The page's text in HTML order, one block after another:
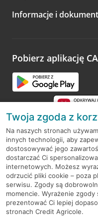
Zachęcamy do
opinie.
Informacje i
Pobierz aplikację
RODO
Regulamin serwisu
Mapa serwisu
PolitykaCookies
Twoja zgoda z
Na naszych stronach
innych technologii, aby
dostosowywać jego
dostarczać Ci
internetowych. Możesz
odrzucić pliki cookie – poza
serwisu. Zgody są
momencie. Wyrażenie
prezentować Ci lepiej
stronach Credit Agricole.